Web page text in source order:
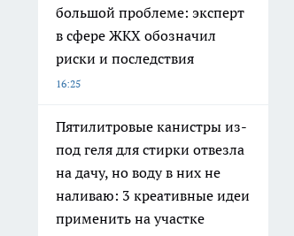
большой проблеме: эксперт
в сфере ЖКХ обозначил
риски и последствия
16:25
Пятилитровые канистры из-
под геля для стирки отвезла
на дачу, но воду в них не
наливаю: 3 креативные идеи
применить на участке